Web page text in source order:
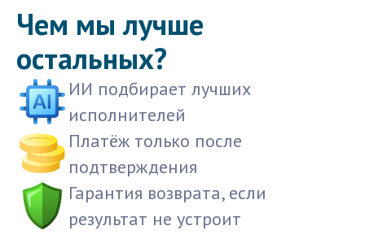
Чем мы лучше
остальных?
ИИ подбирает лучших
исполнителей
Платёж только после
подтверждения
Гарантия возврата, если
результат не устроит